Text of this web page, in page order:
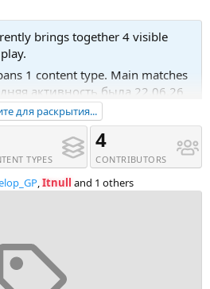
brings together 4 visible
1 content type. Main matches
активность была 22.06.26
Тема '🚀 KADARO -
eSIM', Тема 'AuroraAcc -
and Тема '[ASOMobile
основы оптимизации для
для раскрытия...
TYPES
4
CONTRIBUTORS
,Itnull and 1 others